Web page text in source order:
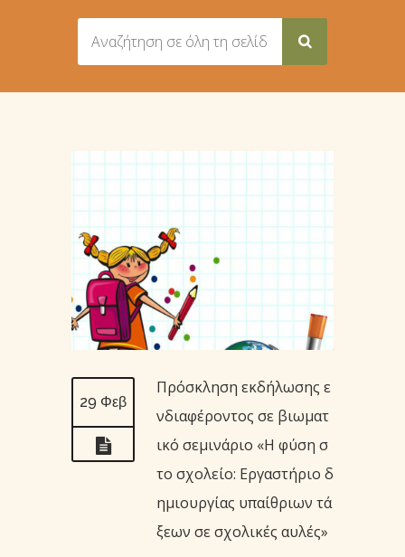
29 Φεβ
Πρόσκληση εκδήλωσης ε
νδιαφέροντος σε βιωματ
ικό σεμινάριο «Η φύση σ
το σχολείο: Εργαστήριο δ
ημιουργίας υπαίθριων τά
ξεων σε σχολικές αυλές»